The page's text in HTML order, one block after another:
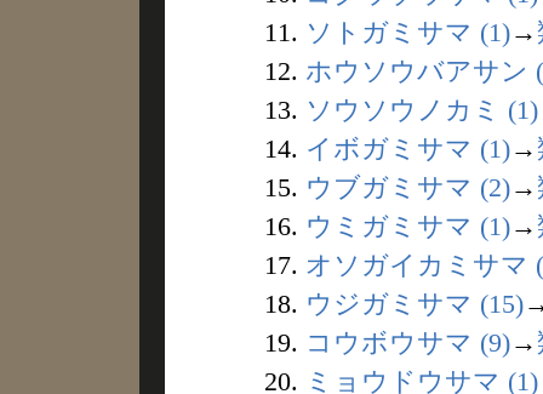
11. ソトガミサマ (1)→
12. ホウソウバアサン
13. ソウソウノカミ (1)
14. イボガミサマ (1)→
15. ウブガミサマ (2)→
16. ウミガミサマ (1)→
17. オソガイカミサマ
18. ウジガミサマ (15)
19. コウボウサマ (9)→
20. ミョウドウサマ (1)